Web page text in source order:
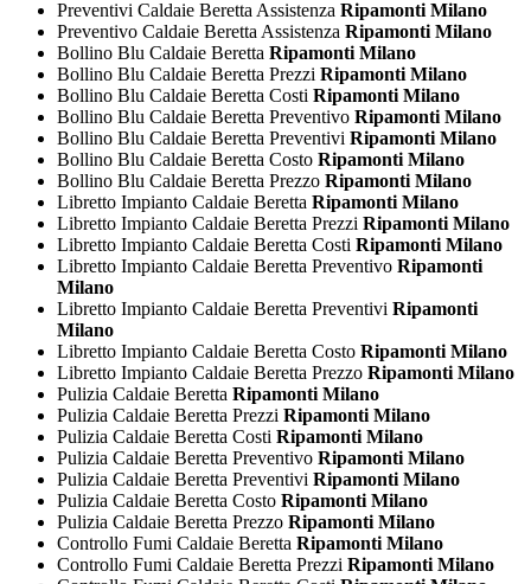
Preventivi Caldaie Beretta Assistenza Ripamonti Milano
Preventivo Caldaie Beretta Assistenza Ripamonti Milano
Bollino Blu Caldaie Beretta Ripamonti Milano
Bollino Blu Caldaie Beretta Prezzi Ripamonti Milano
Bollino Blu Caldaie Beretta Costi Ripamonti Milano
Bollino Blu Caldaie Beretta Preventivo Ripamonti Milano
Bollino Blu Caldaie Beretta Preventivi Ripamonti Milano
Bollino Blu Caldaie Beretta Costo Ripamonti Milano
Bollino Blu Caldaie Beretta Prezzo Ripamonti Milano
Libretto Impianto Caldaie Beretta Ripamonti Milano
Libretto Impianto Caldaie Beretta Prezzi Ripamonti Milano
Libretto Impianto Caldaie Beretta Costi Ripamonti Milano
Libretto Impianto Caldaie Beretta Preventivo Ripamonti
Milano
Libretto Impianto Caldaie Beretta Preventivi Ripamonti
Milano
Libretto Impianto Caldaie Beretta Costo Ripamonti Milano
Libretto Impianto Caldaie Beretta Prezzo Ripamonti Milano
Pulizia Caldaie Beretta Ripamonti Milano
Pulizia Caldaie Beretta Prezzi Ripamonti Milano
Pulizia Caldaie Beretta Costi Ripamonti Milano
Pulizia Caldaie Beretta Preventivo Ripamonti Milano
Pulizia Caldaie Beretta Preventivi Ripamonti Milano
Pulizia Caldaie Beretta Costo Ripamonti Milano
Pulizia Caldaie Beretta Prezzo Ripamonti Milano
Controllo Fumi Caldaie Beretta Ripamonti Milano
Controllo Fumi Caldaie Beretta Prezzi Ripamonti Milano